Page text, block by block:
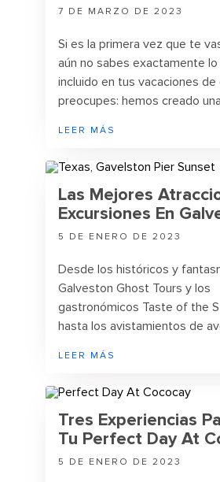
7 DE MARZO DE 2023
Si es la primera vez que te
aún no sabes exactamente
incluido en tus vacaciones
preocupes: hemos creado
LEER MÁS
Las Mejores
Excursiones En
5 DE ENERO DE 2023
Desde los históricos y
Galveston Ghost Tours y los
gastronómicos Taste of the
hasta los avistamientos de
Galveston que no debes
LEER MÁS
Tres Experiencias
Tu Perfect Day At
5 DE ENERO DE 2023